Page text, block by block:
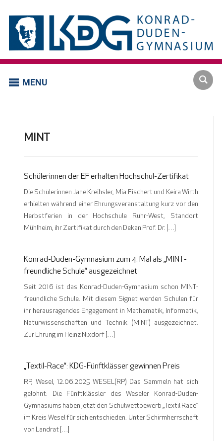
MENU
MINT
Schülerinnen der EF erhalten Hochschul-Zertifikat
Die Schülerinnen Jane Kreihsler, Mia Fischert und Keira Wirth
erhielten während einer Ehrungsveranstaltung kurz vor den
Herbstferien in der Hochschule Ruhr-West, Standort
Mühlheim, ihr Zertifikat durch den Dekan Prof. Dr. […]
Konrad-Duden-Gymnasium zum 4. Mal als „MINT-
freundliche Schule“ ausgezeichnet
Seit 2016 ist das Konrad-Duden-Gymnasium schon MINT-
freundliche Schule. Mit diesem Signet werden Schulen für
ihr herausragendes Engagement in Mathematik, Informatik,
Naturwissenschaften und Technik (MINT) ausgezeichnet.
Zur Ehrung im Heinz Nixdorf […]
„Textil-Race“: KDG-Fünftklässer gewinnen Preis
RP, Wesel, 12.06.2025 WESEL(RP) Das Sammeln hat sich
gelohnt: Die Fünftklässler des Weseler Konrad-Duden-
Gymnasiums haben jetzt den Schulwettbewerb „Textil Race“
im Kreis Wesel für sich entschieden. Unter Schirmherrschaft
von Landrat […]